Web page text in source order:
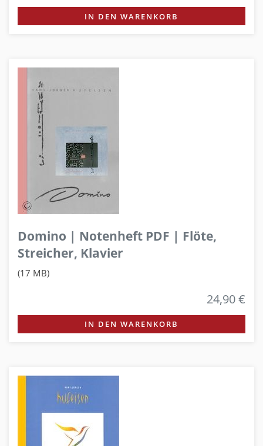
IN DEN WARENKORB
Domino | Notenheft PDF | Flöte,
Streicher, Klavier
(17 MB)
24,90 €
IN DEN WARENKORB